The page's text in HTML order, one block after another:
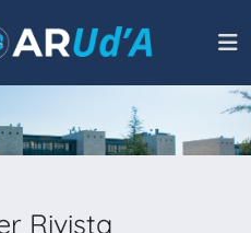
Rivista